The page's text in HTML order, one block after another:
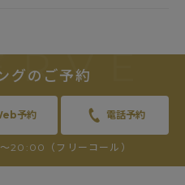
グのご予約
予約 電話予約
20:00（フリーコール）